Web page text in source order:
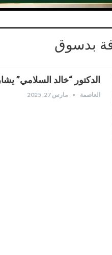
بدسوق
الدكتور “خالد السلامي”
العاصمة مارس 27, 2025